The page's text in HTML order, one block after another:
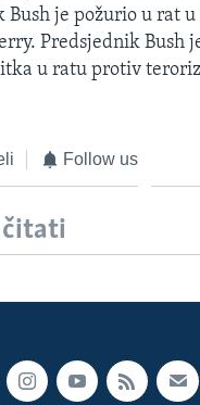
Bush je požurio u rat
Predsjednik Bush
u ratu protiv
Follow us
čitati